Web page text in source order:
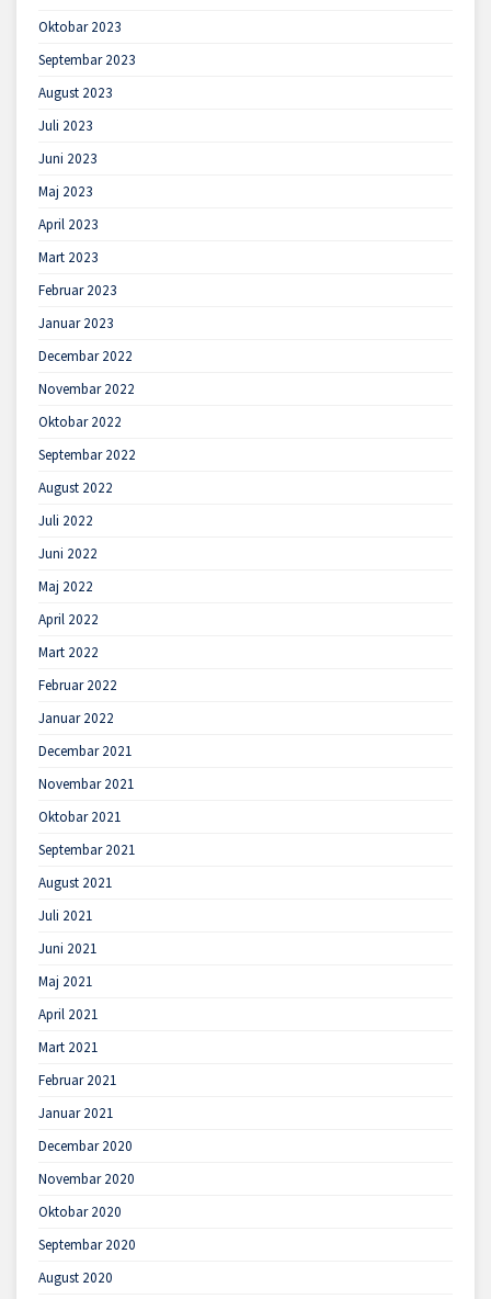
Oktobar 2023
Septembar 2023
August 2023
Juli 2023
Juni 2023
Maj 2023
April 2023
Mart 2023
Februar 2023
Januar 2023
Decembar 2022
Novembar 2022
Oktobar 2022
Septembar 2022
August 2022
Juli 2022
Juni 2022
Maj 2022
April 2022
Mart 2022
Februar 2022
Januar 2022
Decembar 2021
Novembar 2021
Oktobar 2021
Septembar 2021
August 2021
Juli 2021
Juni 2021
Maj 2021
April 2021
Mart 2021
Februar 2021
Januar 2021
Decembar 2020
Novembar 2020
Oktobar 2020
Septembar 2020
August 2020